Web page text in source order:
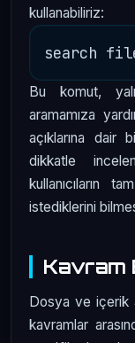
kullanabiliriz:
Bu komut,
aramamıza
açıklarına dair
dikkatle
kullanıcıların
istediklerini
Kavram
Dosya ve içerik
kavramlar